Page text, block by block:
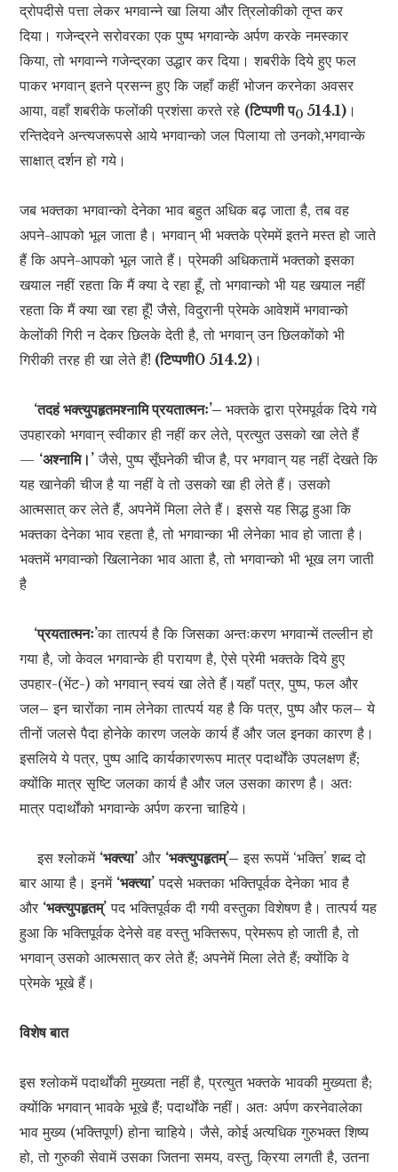
द्रोपदीसे पत्ता लेकर भगवान्ने खा लिया और त्रिलोकीको तृप्त कर
दिया। गजेन्द्रने सरोवरका एक पुष्प भगवान्के अर्पण करके नमस्कार
किया, तो भगवान्ने गजेन्द्रका उद्धार कर दिया। शबरीके दिये हुए फल
पाकर भगवान् इतने प्रसन्न हुए कि जहाँ कहीं भोजन करनेका अवसर
आया, वहाँ शबरीके फलोंकी प्रशंसा करते रहे (टिप्पणी प0 514.1) ।
रन्तिदेवने अन्त्यजरूपसे आये भगवान्को जल पिलाया तो उनको,भगवान्के
साक्षात् दर्शन हो गये।
जब भक्तका भगवान्को देनेका भाव बहुत अधिक बढ़ जाता है, तब वह
अपने-आपको भूल जाता है। भगवान् भी भक्तके प्रेममें इतने मस्त हो जाते
हैं कि अपने-आपको भूल जाते हैं। प्रेमकी अधिकतामें भक्तको इसका
खयाल नहीं रहता कि मैं क्या दे रहा हूँ, तो भगवान्को भी यह खयाल नहीं
रहता कि मैं क्या खा रहा हूँ! जैसे, विदुरानी प्रेमके आवेशमें भगवान्को
केलोंकी गिरी न देकर छिलके देती है, तो भगवान् उन छिलकोंको भी
गिरीकी तरह ही खा लेते हैं! (टिप्पणी0 514.2) ।
‘तदहं भक्त्युपहृतमश्नामि प्रयतात्मनः’–भक्तके द्वारा प्रेमपूर्वक दिये गये
उपहारको भगवान् स्वीकार ही नहीं कर लेते, प्रत्युत उसको खा लेते हैं
— ‘अश्नामि।’ जैसे, पुष्प सूँघनेकी चीज है, पर भगवान् यह नहीं देखते कि
यह खानेकी चीज है या नहीं वे तो उसको खा ही लेते हैं। उसको
आत्मसात् कर लेते हैं, अपनेमें मिला लेते हैं। इससे यह सिद्ध हुआ कि
भक्तका देनेका भाव रहता है, तो भगवान्का भी लेनेका भाव हो जाता है।
भक्तमें भगवान्को खिलानेका भाव आता है, तो भगवान्को भी भूख लग जाती
है
‘प्रयतात्मनः’का तात्पर्य है कि जिसका अन्तःकरण भगवान्में तल्लीन हो
गया है, जो केवल भगवान्के ही परायण है, ऐसे प्रेमी भक्तके दिये हुए
उपहार-(भेंट-) को भगवान् स्वयं खा लेते हैं।यहाँ पत्र, पुष्प, फल और
जल– इन चारोंका नाम लेनेका तात्पर्य यह है कि पत्र, पुष्प और फल– ये
तीनों जलसे पैदा होनेके कारण जलके कार्य हैं और जल इनका कारण है।
इसलिये ये पत्र, पुष्प आदि कार्यकारणरूप मात्र पदार्थोंके उपलक्षण हैं;
क्योंकि मात्र सृष्टि जलका कार्य है और जल उसका कारण है। अतः
मात्र पदार्थोंको भगवान्के अर्पण करना चाहिये।
इस श्लोकमें ‘भक्त्या’ और ‘भक्त्युपहृतम्’– इस रूपमें ‘भक्ति’ शब्द दो
बार आया है। इनमें ‘भक्त्या’ पदसे भक्तका भक्तिपूर्वक देनेका भाव है
और ‘भक्त्युपहृतम्’ पद भक्तिपूर्वक दी गयी वस्तुका विशेषण है। तात्पर्य यह
हुआ कि भक्तिपूर्वक देनेसे वह वस्तु भक्तिरूप, प्रेमरूप हो जाती है, तो
भगवान् उसको आत्मसात् कर लेते हैं; अपनेमें मिला लेते हैं; क्योंकि वे
प्रेमके भूखे हैं।
विशेष बात
इस श्लोकमें पदार्थोंकी मुख्यता नहीं है, प्रत्युत भक्तके भावकी मुख्यता है;
क्योंकि भगवान् भावके भूखे हैं; पदार्थोंके नहीं। अतः अर्पण करनेवालेका
भाव मुख्य (भक्तिपूर्ण) होना चाहिये। जैसे, कोई अत्यधिक गुरुभक्त शिष्य
हो, तो गुरुकी सेवामें उसका जितना समय, वस्तु, क्रिया लगती है, उतना